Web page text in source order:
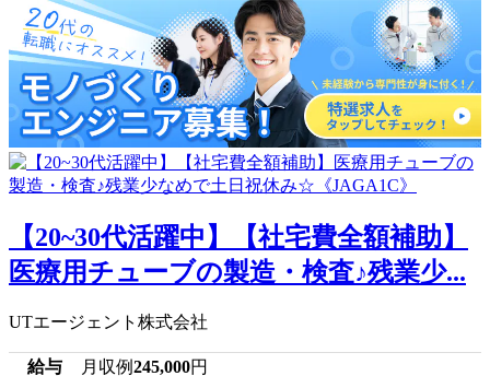
【20~30代活躍中】【社宅費全額補助】
医療用チューブの製造・検査♪残業少...
UTエージェント株式会社
給与 月収例245,000円